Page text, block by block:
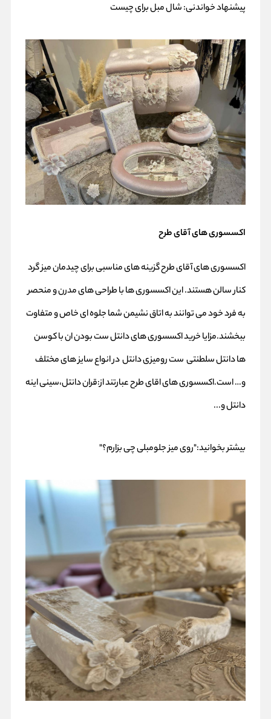
پیشنهاد خواندنی:شال مبل برای چیست
اکسسوری های آقای طرح
اکسسوری های آقای طرح گزینه های مناسبی برای چیدمان میز گرد
کنار سالن هستند. این اکسسوری ها با طراحی های مدرن و منحصر
به فرد خود می توانند به اتاق نشیمن شما جلوه ای خاص و متفاوت
ببخشند.مزایا خرید اکسسوری های دانتل ست بودن ان باکوسن
ها دانتل سلطنتی ست رومیزیدانتل در انواع سایز های مختلف
و… است.اکسسوری های اقای طرح عبارتند از:قران دانتل،سینی اینه
دانتل و...
بیشتر بخوانید:"روی میز جلومبلی چی بزارم؟"